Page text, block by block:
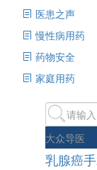
医患之声
慢性病用药
药物安全
家庭用药
大众导医
乳腺癌